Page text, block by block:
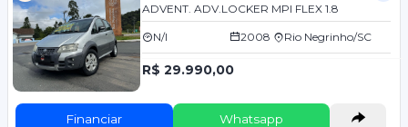
ADVENT. ADV.LOCKER MPI FLEX 1.8
N/I 2008 Rio Negrinho/SC
R$ 29.990,00
Financiar Whatsapp